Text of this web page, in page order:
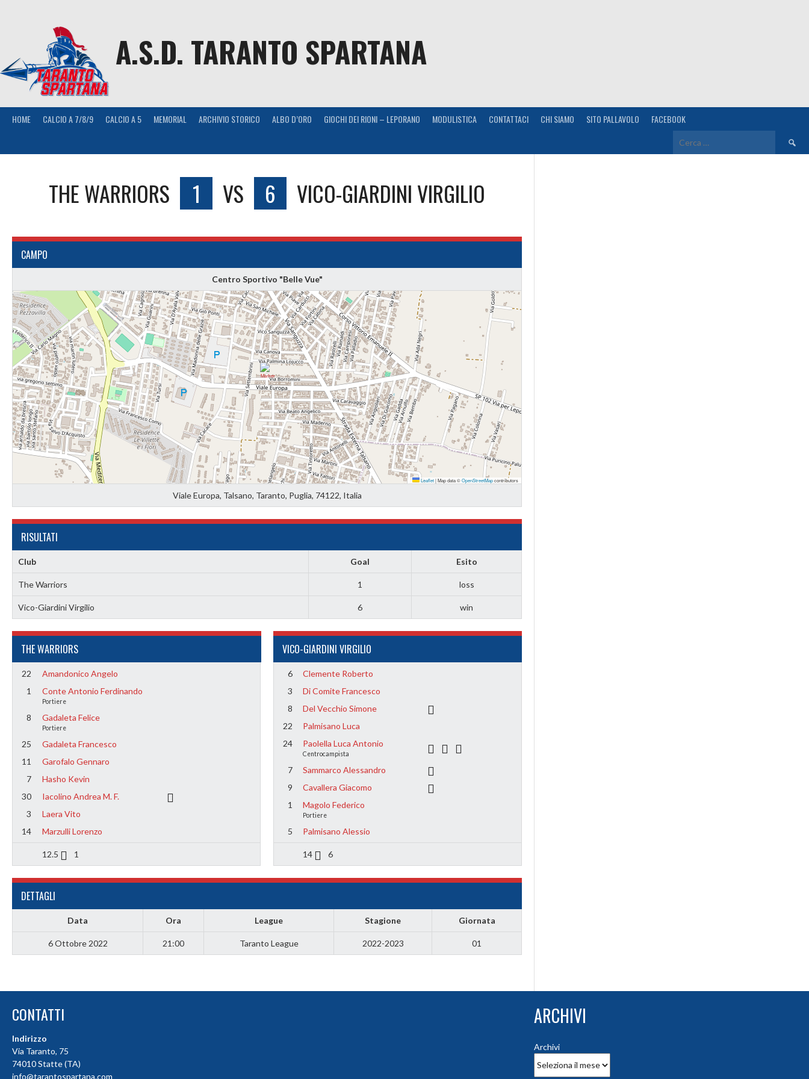
A.S.D. TARANTO SPARTANA
HOME CALCIO A 7/8/9 CALCIO A 5 MEMORIAL ARCHIVIO STORICO ALBO D’ORO GIOCHI DEI RIONI – LEPORANO MODULISTICA CONTATTACI CHI SIAMO SITO PALLAVOLO FACEBOOK
Ricerca
THE WARRIORS 1 VS 6 VICO-GIARDINI VIRGILIO
CAMPO
Centro Sportivo "Belle Vue"
Leaflet|Map data ©OpenStreetMapcontributors
Viale Europa, Talsano, Taranto, Puglia, 74122, Italia
RISULTATI
Club Goal Esito
The Warriors 1 loss
Vico-Giardini Virgilio 6 win
THE WARRIORS
22
Amandonico Angelo
1
Conte Antonio Ferdinando
Portiere
8 Gadaleta Felice
Portiere
25
Gadaleta Francesco
11
Garofalo Gennaro
7
Hasho Kevin
30
Iacolino Andrea M. F.
3
Laera Vito
14
Marzulli Lorenzo
12.5 1
VICO-GIARDINI VIRGILIO
6
Clemente Roberto
3
Di Comite Francesco
8
Del Vecchio Simone
22
Palmisano Luca
24
Paolella Luca Antonio
Centrocampista
7
Sammarco Alessandro
9
Cavallera Giacomo
1
Magolo Federico
Portiere
5 Palmisano Alessio
14 6
DETTAGLI
Data Ora League Stagione Giornata
6 Ottobre 2022 21:00 Taranto League 2022-2023 01
CONTATTI
Indirizzo
Via Taranto, 75
74010 Statte (TA)
info@tarantospartana.com
ARCHIVI
Archivi